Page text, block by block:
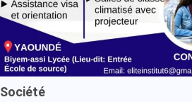
Société